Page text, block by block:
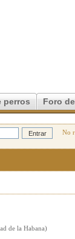
perros Foro
No
de la Habana)